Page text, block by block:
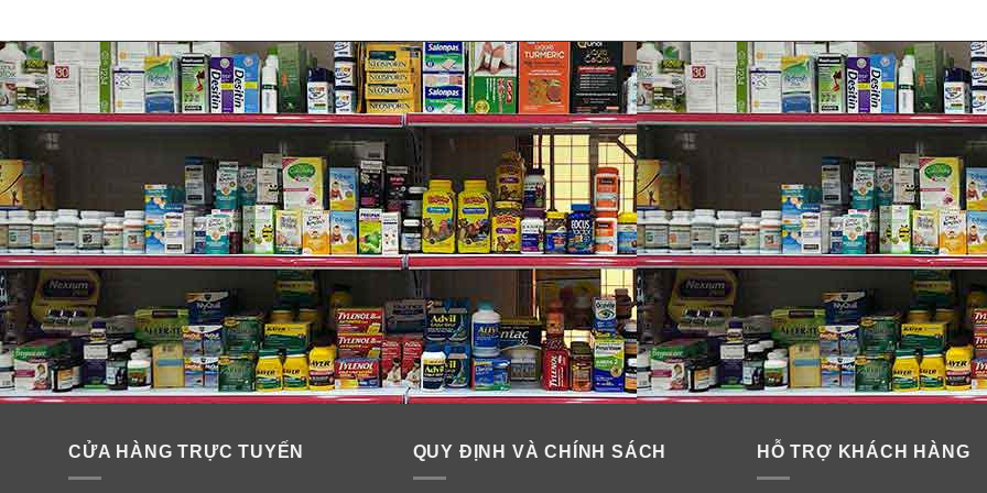
Người muốn tăng cường sức đề kháng, chống lão hóa và hỗ trợ các chức năng trong cơ thể hoạt động khỏe
Người ăn uống không đủ chất, ăn chay, ăn kiêng, biếng ăn, bỏ bữa, ăn ngủ kém…
Người mệt mỏi, uể oải, nhức mỏi khắp người, mắt nhìn kém, hay quên…
CỬA HÀNG TRỰC TUYẾN QUY ĐỊNH VÀ CHÍNH SÁCH HỖ TRỢ KHÁCH HÀNG